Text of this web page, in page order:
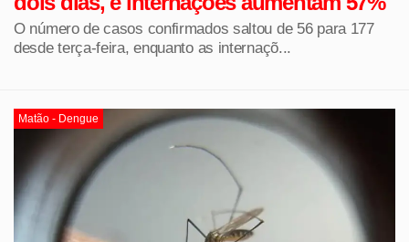
O número de casos confirmados saltou de 56 para 177
desde terça-feira, enquanto as internaçõ...
Matão - Dengue